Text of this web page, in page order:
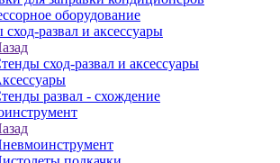
оборудование
развал и аксессуары
сход-развал и аксессуары
развал - схождение